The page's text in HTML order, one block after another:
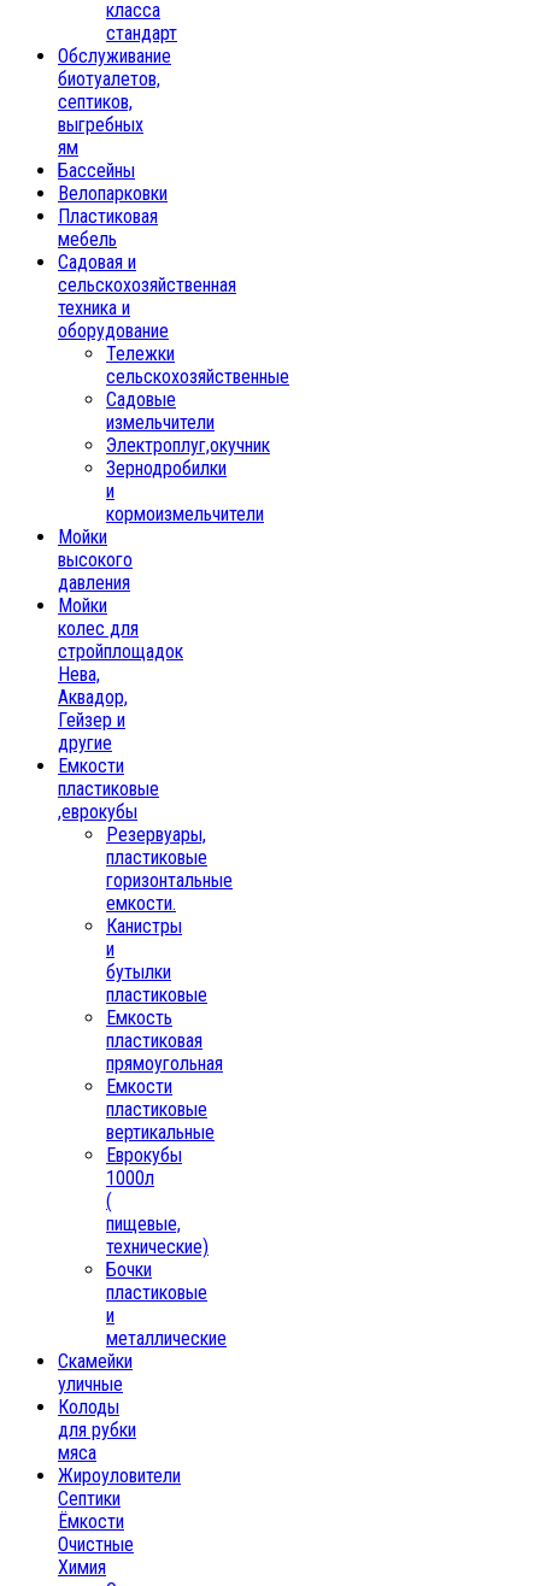
класса
стандарт
Обслуживание
биотуалетов,
септиков,
выгребных
ям
Бассейны
Велопарковки
Пластиковая
мебель
Садовая и
сельскохозяйственная
техника и
оборудование
Тележки
сельскохозяйственные
Садовые
измельчители
Электроплуг,окучник
Зернодробилки
и
кормоизмельчители
Мойки
высокого
давления
Мойки
колес для
стройплощадок
Нева,
Аквадор,
Гейзер и
другие
Емкости
пластиковые
,еврокубы
Резервуары,
пластиковые
горизонтальные
емкости.
Канистры
и
бутылки
пластиковые
Емкость
пластиковая
прямоугольная
Емкости
пластиковые
вертикальные
Еврокубы
1000л
(
пищевые,
технические)
Бочки
пластиковые
и
металлические
Скамейки
уличные
Колоды
для рубки
мяса
Жироуловители
Септики
Ёмкости
Очистные
Химия